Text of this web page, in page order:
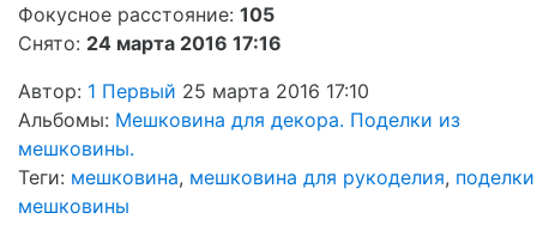
Фокусное расстояние: 105
Снято: 24 марта 2016 17:16
Автор: 1 Первый 25 марта 2016 17:10
Альбомы: Мешковина для декора. Поделки из
мешковины.
Теги: мешковина, мешковина для рукоделия,
мешковины